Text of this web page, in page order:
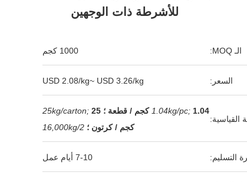
للأشرطة ذات الوجهين
الـ MOQ: 1000 كجم
السعر: USD 2.08/kg~ USD 3.26/kg
القياسية:
1.04kg/pc; 1.04 كجم / قطعة ؛ 25kg/carton; 25
كجم / كرتون ؛ 16,000kg/2
التسليم: 7-10 أيام عمل